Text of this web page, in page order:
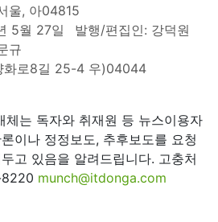
울, 아04815
5월 27일
발행/편집인: 강덕원
규
화로8길 25-4 우)04044
체는 독자와 취재원 등 뉴스이용자
이나 정정보도, 추후보도를 요청
고 있음을 알려드립니다. 고충처
munch@itdonga.com